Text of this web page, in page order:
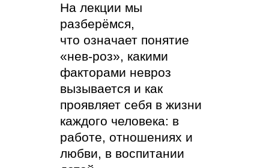
На лекции мы
разберёмся,
что означает понятие
«нев-роз», какими
факторами невроз
вызывается и как
проявляет себя в жизни
каждого человека: в
работе, отношениях и
любви, в воспитании